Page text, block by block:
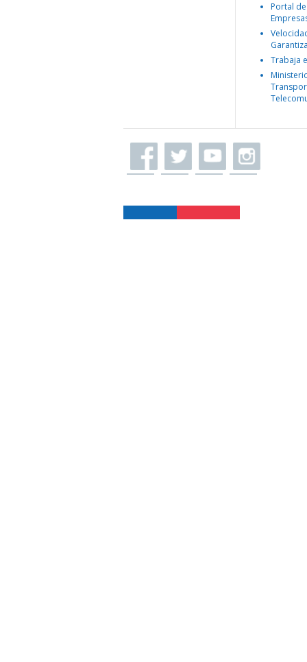
Portal
Trabaja